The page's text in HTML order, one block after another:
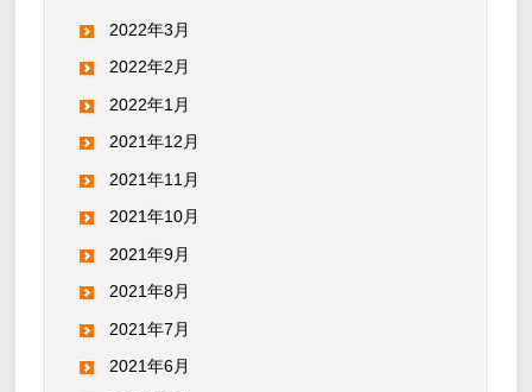
2022年3月
2022年2月
2022年1月
2021年12月
2021年11月
2021年10月
2021年9月
2021年8月
2021年7月
2021年6月